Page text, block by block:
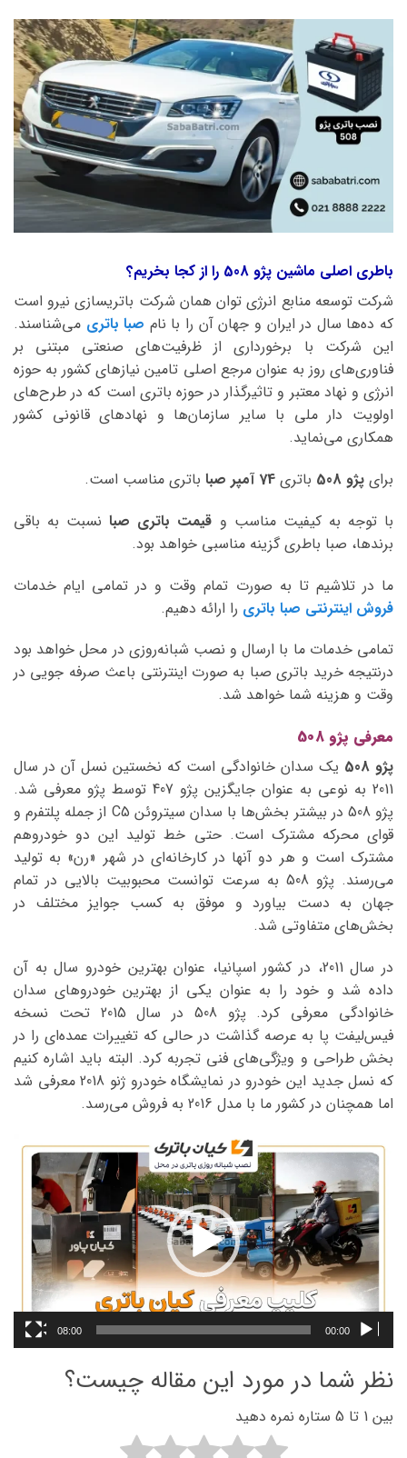
باطری اصلی ماشین پژو 508 را از کجا بخریم؟
شرکت توسعه منابع انرژی توان همان شرکت باتریسازی نیرو است
که ده‌ها سال در ایران و جهان آن را با نام صبا باتری می‌شناسند.
این شرکت با برخورداری از ظرفیت‌های صنعتی مبتنی بر
فناوری‌های روز به عنوان مرجع اصلی تامین نیازهای کشور به حوزه
انرژی و نهاد معتبر و تاثیرگذار در حوزه باتری است که در طرح‌های
اولویت دار ملی با سایر سازمان‌ها و نهادهای قانونی کشور
همکاری می‌نماید.
برای پژو 508 باتری
باتری مناسب است.
با توجه به کیفیت مناسب و قیمت باتری صبانسبت به باقی
برندها، صبا باطری گزینه مناسبی خواهد بود.
ما در تلاشیم تا به صورت تمام وقت و در تمامی ایام خدمات
فروش اینترنتی صبا باتری را ارائه دهیم.
تمامی خدمات ما با ارسال و نصب شبانه‌روزی در محل خواهد بود
درنتیجه خرید باتری صبا به صورت اینترنتی باعث صرفه جویی در
وقت و هزینه شما خواهد شد.
معرفی پژو 508
پژو 508
یک سدان خانوادگی است که نخستین نسل آن در سال
2011 به نوعی به عنوان جایگزین پژو 407 توسط پژو معرفی شد.
پژو 508 در بیشتر بخش‌ها با سدان سیتروئن C5 از جمله پلتفرم و
قوای محرکه مشترک است. حتی خط تولید این دو خودروهم
مشترک است و هر دو آنها در کارخانه‌ای در شهر «رن» به تولید
می‌رسند. پژو 508 به سرعت توانست محبوبیت بالایی در تمام
جهان به دست بیاورد و موفق به کسب جوایز مختلف در
بخش‌های متفاوتی شد.
در سال 2011، در کشور اسپانیا، عنوان بهترین خودرو سال به آن
داده شد و خود را به عنوان یکی از بهترین‌ خودروهای سدان
خانوادگی معرفی کرد. پژو 508 در سال 2015 تحت نسخه
فیس‌لیفت پا به عرصه گذاشت در حالی که تغییرات عمده‌ای را در
بخش طراحی و ویژگی‌های فنی تجربه کرد. البته باید اشاره کنیم
که نسل جدید این خودرو در نمایشگاه خودرو ژنو 2018 معرفی شد
اما همچنان در کشور ما با مدل 2016 به فروش می‌رسد.
نمایشگر
ویدیو
00:00
08:00
نظر شما در مورد این مقاله چیست؟
بین 1 تا 5 ستاره نمره دهید